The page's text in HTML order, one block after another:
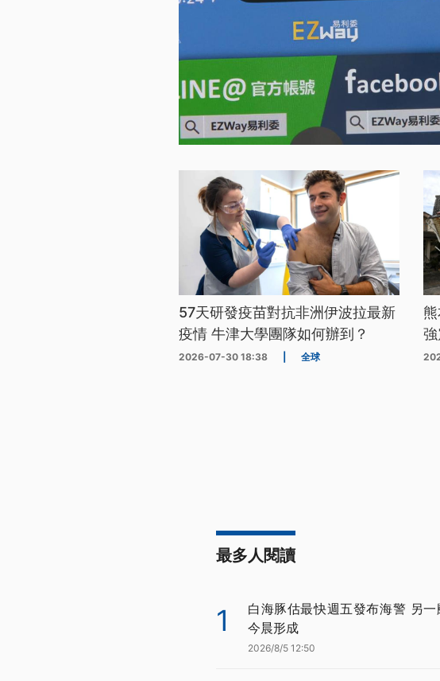
57天研發疫苗對抗非洲伊波拉最新
疫情 牛津大學團隊如何辦到？
2026-07-30 18:38 全球
最多人閱讀
1
白海豚估最快週五發布海警 另一
今晨形成
2026/8/5 12:50